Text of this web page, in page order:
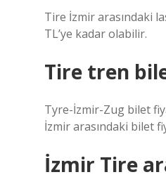
Tire İzmir arasındaki
TL’ye kadar olabilir.
Tire tren
Tyre-İzmir-Zug bilet
İzmir arasındaki bilet
İzmir Tire